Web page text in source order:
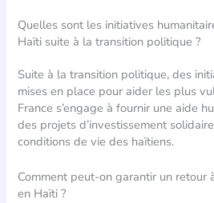
Quelles sont les initiatives
Haïti suite à la transition politique ?
Suite à la transition politique, des
mises en place pour aider les plus
France s’engage à fournir une aide
des projets d’investissement
conditions de vie des haïtiens.
Comment peut-on garantir un retour
en Haïti ?